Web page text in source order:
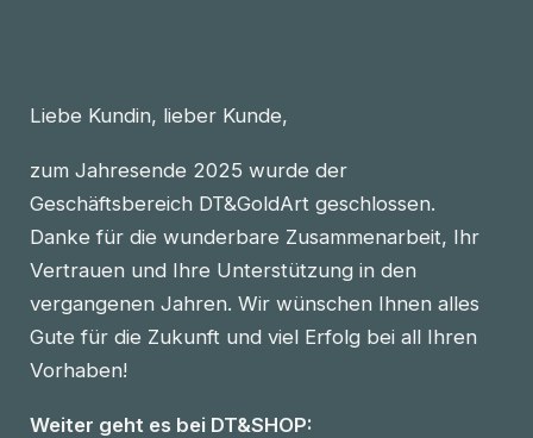
Liebe Kundin, lieber Kunde,
zum Jahresende 2025 wurde der
Geschäftsbereich DT&GoldArt geschlossen.
Danke für die wunderbare Zusammenarbeit, Ihr
Vertrauen und Ihre Unterstützung in den
vergangenen Jahren. Wir wünschen Ihnen alles
Gute für die Zukunft und viel Erfolg bei all Ihren
Vorhaben!
Weiter geht es bei DT&SHOP: